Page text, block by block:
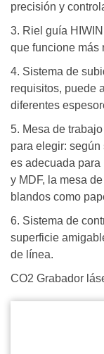
precisión y
3. Riel guía
que funcione más
4. Sistema de
requisitos, puede
diferentes
5. Mesa de
para elegir:
es adecuada para
y MDF, la mesa
blandos como
6. Sistema de
superficie
de línea.
CO2 Grabador